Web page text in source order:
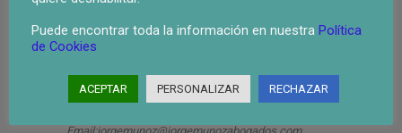
Dirección
Puede encontrar toda la información en nuestra Política
de Cookies
ACEPTAR PERSONALIZAR RECHAZAR